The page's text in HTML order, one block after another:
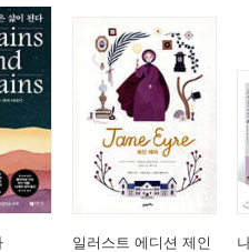
일러스트 에디션 제인